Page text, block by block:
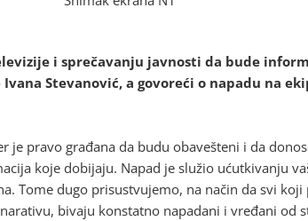
i sprečavanju javnosti da bude
Stevanović, a govoreći o napadu na
je pravo građana da budu obavešteni i da
koje dobijaju. Napad je služio ućutkivanju
Tome dugo prisustvujemo, na način da svi koji
bivaju konstatno napadani i vređani od